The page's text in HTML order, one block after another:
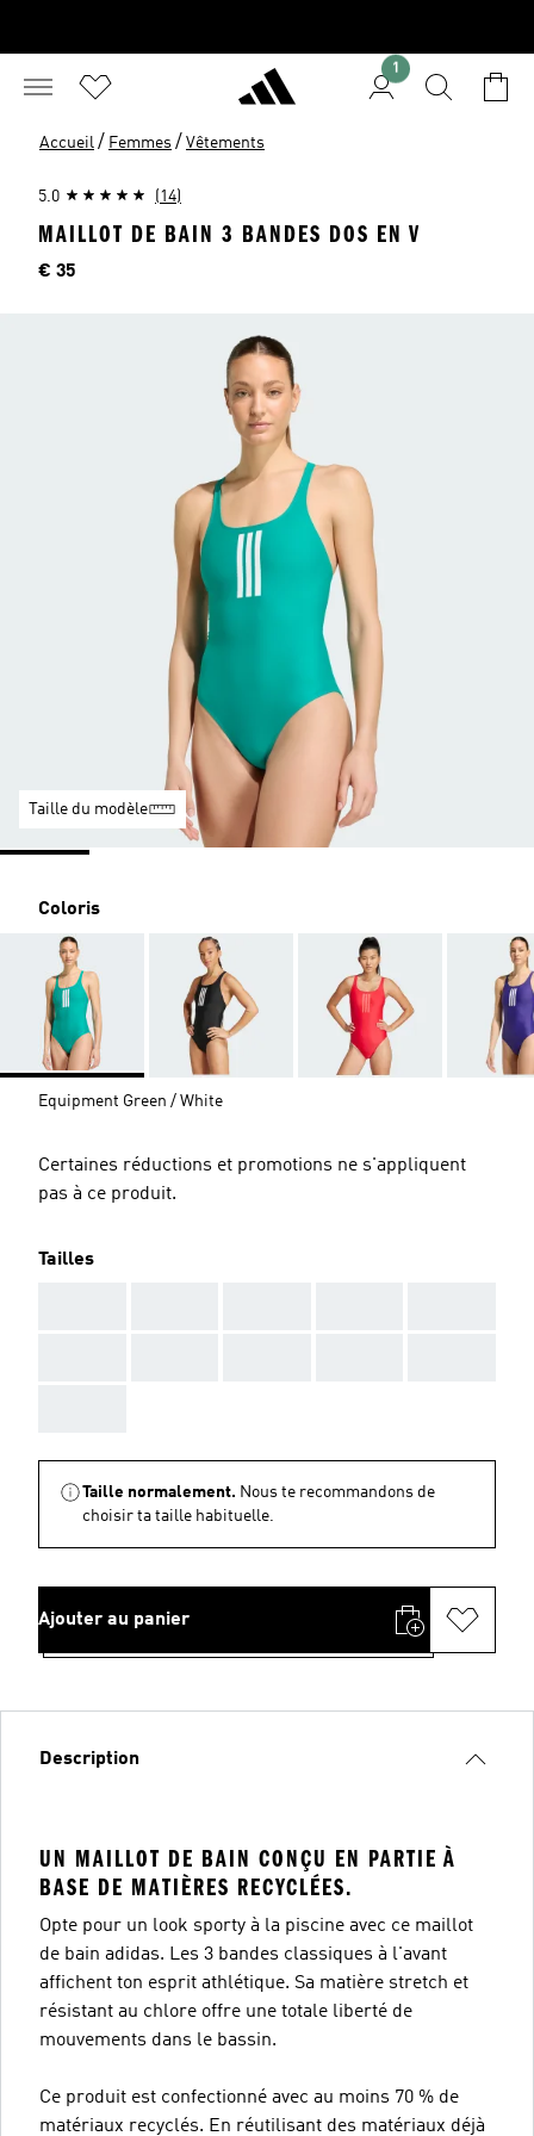
1
Accueil / Femmes / Vêtements
5.0 (14)
MAILLOT DE BAIN 3 BANDES DOS EN V
Price
€ 35
Taille du modèle
Coloris
Equipment Green / White
Certaines réductions et promotions ne s'appliquent
pas à ce produit.
Tailles
Taille normalement. Nous te recommandons de
choisir ta taille habituelle.
Ajouter au panier
Description
UN MAILLOT DE BAIN CONÇU EN PARTIE À
BASE DE MATIÈRES RECYCLÉES.
Opte pour un look sporty à la piscine avec ce maillot
de bain adidas. Les 3 bandes classiques à l'avant
affichent ton esprit athlétique. Sa matière stretch et
résistant au chlore offre une totale liberté de
mouvements dans le bassin.
Ce produit est confectionné avec au moins 70 % de
matériaux recyclés. En réutilisant des matériaux déjà